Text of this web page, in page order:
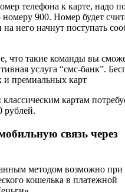
телефона к карте, надо
900. Номер будет
него начнут поступать
что такие команды вы
услуга “смс-банк”.
и премиальных карт
картам
рублей.
связь через
методом возможно при
кошелька в платежной